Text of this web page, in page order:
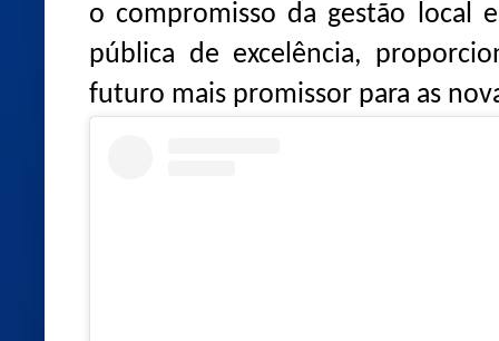
o compromisso da gestão local
pública de excelência,
futuro mais promissor para as